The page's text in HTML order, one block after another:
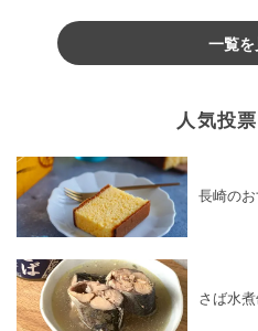
一覧
人気投
長崎の
さば水